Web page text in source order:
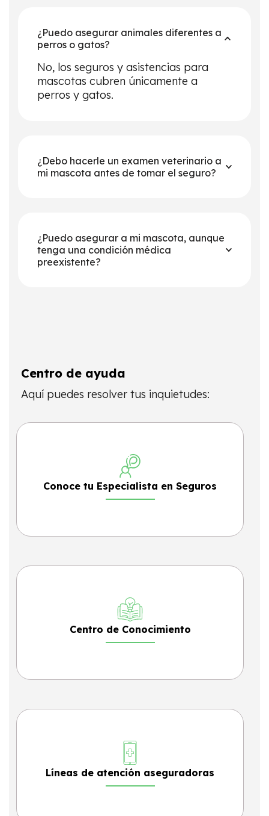
¿Puedo asegurar animales diferentes a
perros o gatos?
No, los seguros y asistencias para
mascotas cubren únicamente a
perros y gatos.
¿Debo hacerle un examen veterinario a
mi mascota antes de tomar el seguro?
¿Puedo asegurar a mi mascota, aunque
tenga una condición médica
preexistente?
Centro de ayuda
Aquí puedes resolver tus inquietudes:
Conoce tu Especialista en Seguros
Centro de Conocimiento
Líneas de atención aseguradoras